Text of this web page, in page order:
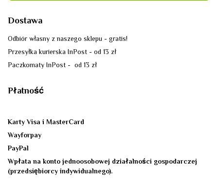
Dostawa
Odbiór własny z naszego sklepu - gratis!
Przesyłka kurierska InPost - od 13 zł
Paczkomaty InPost - od 13 zł
Płatność
Karty Visa i MasterCard
Wayforpay
PayPal
Wpłata na konto jednoosobowej działalności gospodarczej
(przedsiębiorcy indywidualnego).